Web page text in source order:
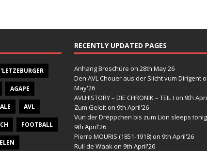
AGAPE
AVL
FOOTBALL
RECENTLY UPDATED PAGES
Anhang Broschüre on 28th May'26
Den AVL Chouer aus der Siicht vum Dirigent
May'26
AVLHISTORY – DIE CHRONIK – TEIL I on 9th
Zum Geleiton 9th April'26
Vun der Drëppchen bis zum Lion sleeps
9th April'26
Pierre MOURIS (1851-1918)on 9th April'26
Rull de Waakon 9th April'26